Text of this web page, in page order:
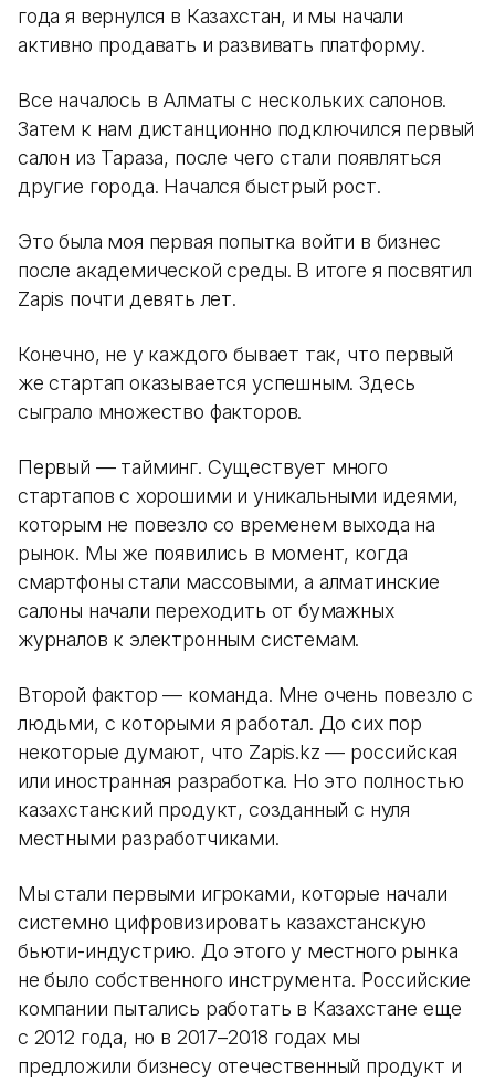
года я вернулся в Казахстан, и мы начали
активно продавать и развивать платформу.
Все началось в Алматы с нескольких салонов.
Затем к нам дистанционно подключился первый
салон из Тараза, после чего стали появляться
другие города. Начался быстрый рост.
Это была моя первая попытка войти в бизнес
после академической среды. В итоге я посвятил
Zapis почти девять лет.
Конечно, не у каждого бывает так, что первый
же стартап оказывается успешным. Здесь
сыграло множество факторов.
Первый — тайминг. Существует много
стартапов с хорошими и уникальными идеями,
которым не повезло со временем выхода на
рынок. Мы же появились в момент, когда
смартфоны стали массовыми, а алматинские
салоны начали переходить от бумажных
журналов к электронным системам.
Второй фактор — команда. Мне очень повезло с
людьми, с которыми я работал. До сих пор
некоторые думают, что Zapis.kz — российская
или иностранная разработка. Но это полностью
казахстанский продукт, созданный с нуля
местными разработчиками.
Мы стали первыми игроками, которые начали
системно цифровизировать казахстанскую
бьюти-индустрию. До этого у местного рынка
не было собственного инструмента. Российские
компании пытались работать в Казахстане еще
с 2012 года, но в 2017–2018 годах мы
предложили бизнесу отечественный продукт и